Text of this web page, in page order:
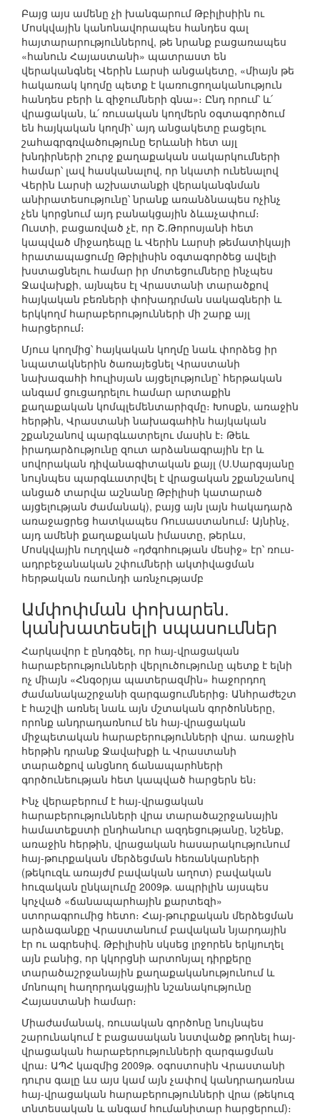
Բայց այս ամենը չի խանգարում Թբիլիսիին ու
Մոսկվային կանոնավորապես հանդես գալ
հայտարարություններով, թե նրանք բացառապես
«հանուն Հայաստանի» պատրաստ են
վերականգնել Վերին Լարսի անցակետը, «միայն թե
հակառակ կողմը պետք է կառուցողականություն
հանդես բերի և զիջումների գնա»։ Ընդ որում՝ և՛
վրացական, և՛ ռուսական կողմերն օգտագործում
են հայկական կողմի՝ այդ անցակետը բացելու
շահագրգռվածությունը Երևանի հետ այլ
խնդիրների շուրջ քաղաքական սակարկումների
համար՝ լավ հասկանալով, որ նկատի ունենալով
Վերին Լարսի աշխատանքի վերականգնման
անիրատեսությունը՝ նրանք առանձնապես ոչինչ
չեն կորցնում այդ բանակցային ձևաչափում։
Ուստի, բացառված չէ, որ Շ.Թորոսյանի հետ
կապված միջադեպը և Վերին Լարսի թեմատիկայի
հրատապացումը Թբիլիսին օգտագործեց ավելի
խստացնելու համար իր մոտեցումները ինչպես
Ջավախքի, այնպես էլ Վրաստանի տարածքով
հայկական բեռների փոխադրման սակագների և
երկկողմ հարաբերությունների մի շարք այլ
հարցերում։
Մյուս կողմից՝ հայկական կողմը նաև փորձեց իր
նպատակներին ծառայեցնել Վրաստանի
նախագահի հուլիսյան այցելությունը՝ հերթական
անգամ ցուցադրելու համար արտաքին
քաղաքական կոմպլեմենտարիզմը։ Խոսքն, առաջին
հերթին, Վրաստանի նախագահին հայկական
շքանշանով պարգևատրելու մասին է։ Թեև
իրադարձությունը զուտ արձանագրային էր և
սովորական դիվանագիտական քայլ (Ս.Սարգսյանը
նույնպես պարգևատրվել է վրացական շքանշանով
անցած տարվա աշնանը Թբիլիսի կատարած
այցելության ժամանակ), բայց այն լայն հակադարձ
առաջացրեց հատկապես Ռուսաստանում։ Այնինչ,
այդ ամենի քաղաքական իմաստը, թերևս,
Մոսկվային ուղղված «դժգոհության մեսիջ» էր՝ ռուս-
ադրբեջանական շփումների ակտիվացման
հերթական ռաունդի առնչությամբ
Ամփոփման փոխարեն.
կանխատեսելի սպասումներ
Հարկավոր է ընդգծել, որ հայ-վրացական
հարաբերությունների վերլուծությունը պետք է ելնի
ոչ միայն «Հնգօրյա պատերազմին» հաջորդող
ժամանակաշրջանի զարգացումներից։ Անհրաժեշտ
է հաշվի առնել նաև այն մշտական գործոնները,
որոնք անդրադառնում են հայ-վրացական
միջպետական հարաբերությունների վրա. առաջին
հերթին դրանք Ջավախքի և Վրաստանի
տարածքով անցնող ճանապարհների
գործունեության հետ կապված հարցերն են։
Ինչ վերաբերում է հայ-վրացական
հարաբերությունների վրա տարածաշրջանային
համատեքստի ընդհանուր ազդեցությանը, նշենք,
առաջին հերթին, վրացական հասարակությունում
հայ-թուրքական մերձեցման հեռանկարների
(թեկուզև առայժմ բավական աղոտ) բավական
հուզական ընկալումը 2009թ. ապրիլին այսպես
կոչված «ճանապարհային քարտեզի»
ստորագրումից հետո։ Հայ-թուրքական մերձեցման
արձագանքը Վրաստանում բավական նյարդային
էր ու ագրեսիվ. Թբիլիսին սկսեց լրջորեն երկյուղել
այն բանից, որ կկորցնի արտոնյալ դիրքերը
տարածաշրջանային քաղաքականությունում և
մոնոպոլ հաղորդակցային նշանակությունը
Հայաստանի համար։
Միաժամանակ, ռուսական գործոնը նույնպես
շարունակում է բացասական նստվածք թողնել հայ-
վրացական հարաբերությունների զարգացման
վրա։ ԱՊՀ կազմից 2009թ. օգոստոսին Վրաստանի
դուրս գալը ևս այս կամ այն չափով կանդրադառնա
հայ-վրացական հարաբերությունների վրա (թեկուզ
տնտեսական և անգամ հումանիտար հարցերում)։